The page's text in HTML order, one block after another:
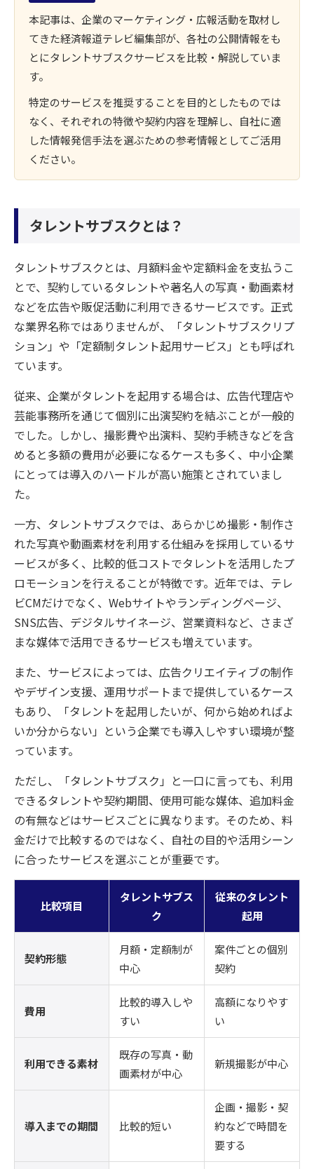
まとめ
本記事は、企業のマーケティング・広報活動を取材し
てきた経済報道テレビ編集部が、各社の公開情報をも
とにタレントサブスクサービスを比較・解説していま
す。
特定のサービスを推奨することを目的としたものでは
なく、それぞれの特徴や契約内容を理解し、自社に適
した情報発信手法を選ぶための参考情報としてご活用
ください。
タレントサブスクとは？
タレントサブスクとは、月額料金や定額料金を支払うこ
とで、契約しているタレントや著名人の写真・動画素材
などを広告や販促活動に利用できるサービスです。正式
な業界名称ではありませんが、「タレントサブスクリプ
ション」や「定額制タレント起用サービス」とも呼ばれ
ています。
従来、企業がタレントを起用する場合は、広告代理店や
芸能事務所を通じて個別に出演契約を結ぶことが一般的
でした。しかし、撮影費や出演料、契約手続きなどを含
めると多額の費用が必要になるケースも多く、中小企業
にとっては導入のハードルが高い施策とされていまし
た。
一方、タレントサブスクでは、あらかじめ撮影・制作さ
れた写真や動画素材を利用する仕組みを採用しているサ
ービスが多く、比較的低コストでタレントを活用したプ
ロモーションを行えることが特徴です。近年では、テレ
ビCMだけでなく、Webサイトやランディングページ、
SNS広告、デジタルサイネージ、営業資料など、さまざ
まな媒体で活用できるサービスも増えています。
また、サービスによっては、広告クリエイティブの制作
やデザイン支援、運用サポートまで提供しているケース
もあり、「タレントを起用したいが、何から始めればよ
いか分からない」という企業でも導入しやすい環境が整
っています。
ただし、「タレントサブスク」と一口に言っても、利用
できるタレントや契約期間、使用可能な媒体、追加料金
の有無などはサービスごとに異なります。そのため、料
金だけで比較するのではなく、自社の目的や活用シーン
に合ったサービスを選ぶことが重要です。
比較項目
タレントサブス
ク
従来のタレント
起用
契約形態
月額・定額制が
中心
案件ごとの個別
契約
費用
比較的導入しや
すい
高額になりやす
い
利用できる素材
既存の写真・動
画素材が中心
新規撮影が中心
導入までの期間 比較的短い
企画・撮影・契
約などで時間を
要する